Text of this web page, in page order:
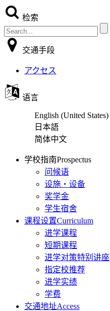
检索
交通手段
アクセス
语言
English (United States)
日本語
简体中文
学校指南Prospectus
问候语
设施・设备
奖学金
学生宿舍
课程设置Curriculum
进学课程
短期课程
进学对策特别讲座
指定校推荐
进学实绩
学费
交通地址Access